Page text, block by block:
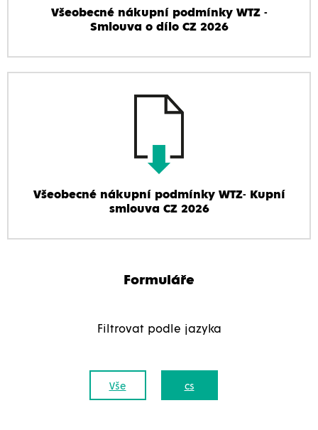
Všeobecné nákupní podmínky WTZ -
Smlouva o dílo CZ 2026
Všeobecné nákupní podmínky WTZ- Kupní
smlouva CZ 2026
Formuláře
Filtrovat podle jazyka
Vše cs